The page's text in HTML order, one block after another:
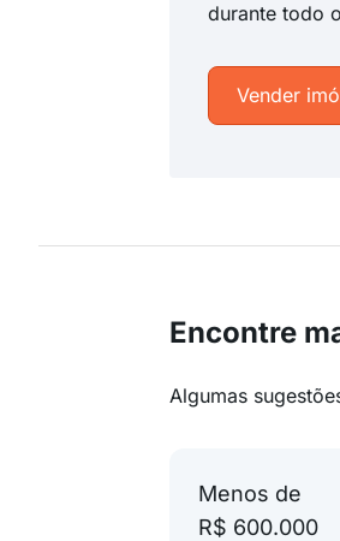
durante todo
Vender
Encontre
Algumas
Menos de
R$ 600.000